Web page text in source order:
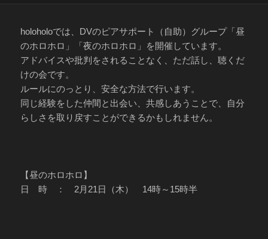
holoholoでは、DVのピアサポート（自助）グループ「昼
のホロホロ」「夜のホロホロ」を開催しています。
アドバイスや批判をされることなく、ただ話し、聴くだ
けの会です。
ルールにのっとり、安全な方法で行います。
同じ経験をした仲間と出会い、共感しあうことで、自分
らしさを取り戻すことができるかもしれません。
【昼のホロホロ】
日 時 ： 2月21日（木） 14時～15時半